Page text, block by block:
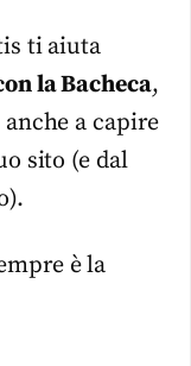
ti aiuta
la Bacheca,
a capire
sito (e dal
è la